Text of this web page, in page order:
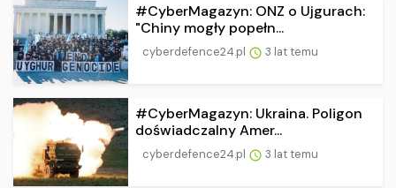
#CyberMagazyn: ONZ o Ujgurach:
"Chiny mogły popełn...
cyberdefence24.pl 3 lat temu
#CyberMagazyn: Ukraina. Poligon
doświadczalny Amer...
cyberdefence24.pl 3 lat temu